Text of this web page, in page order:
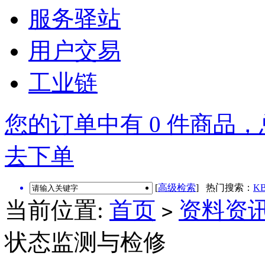
服务驿站
用户交易
工业链
您的订单中有 0 件商品
去下单
[高级检索] 热门搜索：
当前位置: 首页 > 资料资
状态监测与检修